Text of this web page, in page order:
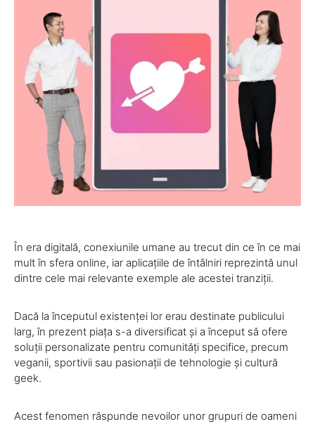
În era digitală, conexiunile umane au trecut din ce în ce mai
mult în sfera online, iar aplicațiile de întâlniri reprezintă unul
dintre cele mai relevante exemple ale acestei tranziții.
Dacă la începutul existenței lor erau destinate publicului
larg, în prezent piața s-a diversificat și a început să ofere
soluții personalizate pentru comunități specifice, precum
veganii, sportivii sau pasionații de tehnologie și cultură
geek.
Acest fenomen răspunde nevoilor unor grupuri de oameni